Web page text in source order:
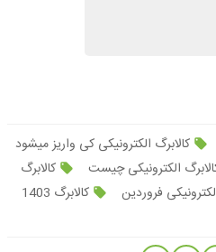
کالابرگ الکترونیکی کی واریز میشود
الکترونیکی چیست
کالابرگ
فروردین
کالابرگ 1403